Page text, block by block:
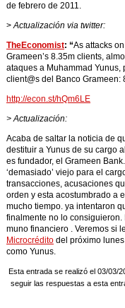
de febrero de 2011.
>Actualización via twitter:
TheEconomist: “As attacks
Grameen’s 8.35m clients,
ataques a Muhammad
client@s del Banco
http://econ.st/hQm6LE
> Actualización:
Acaba de saltar la noticia de
destituir a Yunus de su cargo
es fundador, el Grameen
‘demasiado’ viejo para el
transacciones, acusaciones
orden y esta acostumbrado a
mucho tiempo. ya intentaron
finalmente no lo
muno financiero . Veremos si
Microcrédito del próximo
como Yunus.
Esta entrada se realizó el 03/03/
seguir las respuestas a esta